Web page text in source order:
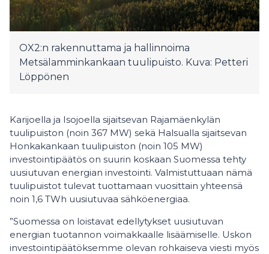
OX2:n rakennuttama ja hallinnoima
Metsälamminkankaan tuulipuisto. Kuva: Petteri
Löppönen
Karijoella ja Isojoella sijaitsevan Rajamäenkylän
tuulipuiston (noin 367 MW) sekä Halsualla sijaitsevan
Honkakankaan tuulipuiston (noin 105 MW)
investointipäätös on suurin koskaan Suomessa tehty
uusiutuvan energian investointi. Valmistuttuaan nämä
tuulipuistot tulevat tuottamaan vuosittain yhteensä
noin 1,6 TWh uusiutuvaa sähköenergiaa.
”Suomessa on loistavat edellytykset uusiutuvan
energian tuotannon voimakkaalle lisäämiselle. Uskon
investointipäätöksemme olevan rohkaiseva viesti myös